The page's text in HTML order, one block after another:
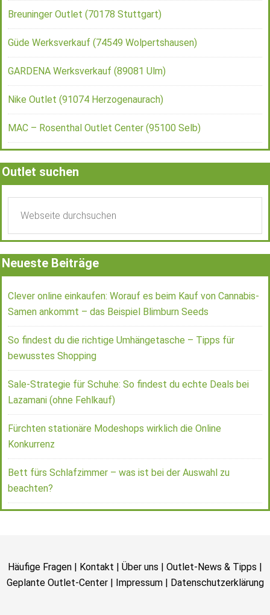
Breuninger Outlet (70178 Stuttgart)
Güde Werksverkauf (74549 Wolpertshausen)
GARDENA Werksverkauf (89081 Ulm)
Nike Outlet (91074 Herzogenaurach)
MAC – Rosenthal Outlet Center (95100 Selb)
Outlet suchen
Neueste Beiträge
Clever online einkaufen: Worauf es beim Kauf von Cannabis-
Samen ankommt – das Beispiel Blimburn Seeds
So findest du die richtige Umhängetasche – Tipps für
bewusstes Shopping
Sale-Strategie für Schuhe: So findest du echte Deals bei
Lazamani (ohne Fehlkauf)
Fürchten stationäre Modeshops wirklich die Online
Konkurrenz
Bett fürs Schlafzimmer – was ist bei der Auswahl zu
beachten?
Häufige Fragen | Kontakt | Über uns | Outlet-News & Tipps |
Geplante Outlet-Center| Impressum| Datenschutzerklärung